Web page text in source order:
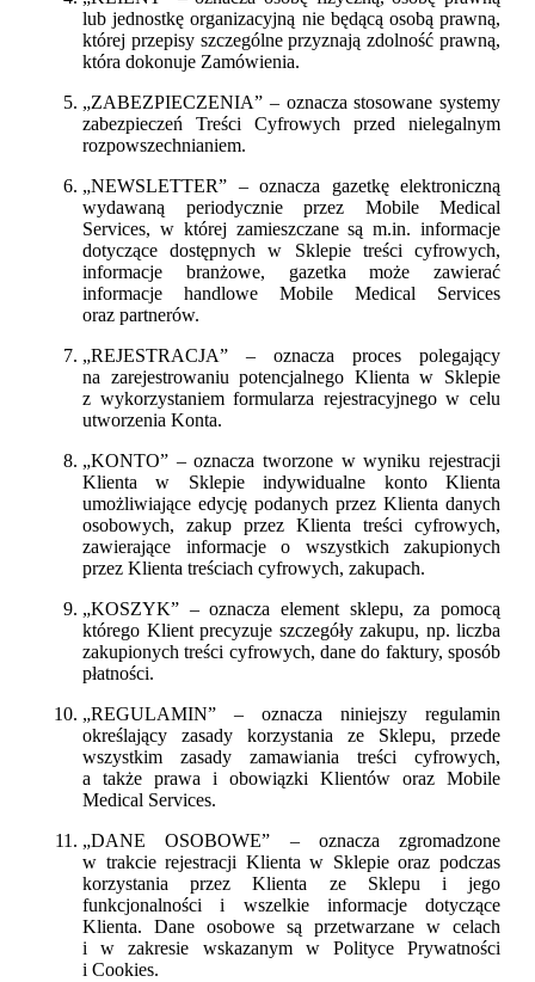
lub jednostkę organizacyjną nie będącą osobą prawną,
której przepisy szczególne przyznają zdolność prawną,
która dokonuje Zamówienia.
„ZABEZPIECZENIA” – oznacza stosowane systemy
zabezpieczeń Treści Cyfrowych przed nielegalnym
rozpowszechnianiem.
„NEWSLETTER” – oznacza gazetkę elektroniczną
wydawaną periodycznie przez Mobile Medical
Services, w której zamieszczane są m.in. informacje
dotyczące dostępnych w Sklepie treści cyfrowych,
informacje branżowe, gazetka może zawierać
informacje handlowe Mobile Medical Services
oraz partnerów.
„REJESTRACJA” – oznacza proces polegający
na zarejestrowaniu potencjalnego Klienta w Sklepie
z wykorzystaniem formularza rejestracyjnego w celu
utworzenia Konta.
„KONTO” – oznacza tworzone w wyniku rejestracji
Klienta w Sklepie indywidualne konto Klienta
umożliwiające edycję podanych przez Klienta danych
osobowych, zakup przez Klienta treści cyfrowych,
zawierające informacje o wszystkich zakupionych
przez Klienta treściach cyfrowych, zakupach.
„KOSZYK” – oznacza element sklepu, za pomocą
którego Klient precyzuje szczegóły zakupu, np. liczba
zakupionych treści cyfrowych, dane do faktury, sposób
płatności.
„REGULAMIN” – oznacza niniejszy regulamin
określający zasady korzystania ze Sklepu, przede
wszystkim zasady zamawiania treści cyfrowych,
a także prawa i obowiązki Klientów oraz Mobile
Medical Services.
„DANE OSOBOWE” – oznacza zgromadzone
w trakcie rejestracji Klienta w Sklepie oraz podczas
korzystania przez Klienta ze Sklepu i jego
funkcjonalności i wszelkie informacje dotyczące
Klienta. Dane osobowe są przetwarzane w celach
i w zakresie wskazanym w Polityce Prywatności
i Cookies.